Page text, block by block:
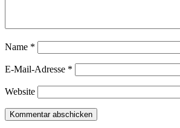
Name *
E-Mail-Adresse *
Website